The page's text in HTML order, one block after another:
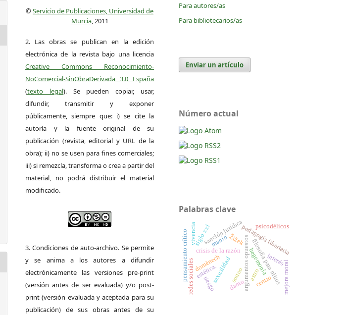
©Servicio de Publicaciones, Universidad de
Murcia, 2011
2. Las obras se publican en la edición
electrónica de la revista bajo una licencia
Creative Commons Reconocimiento-
NoComercial-SinObraDerivada 3.0 España
(texto legal). Se pueden copiar, usar,
difundir, transmitir y exponer
públicamente, siempre que: i) se cite la
autoría y la fuente original de su
publicación (revista, editorial y URL de la
obra); ii) no se usen para fines comerciales;
iii) si remezcla, transforma o crea a partir del
material, no podrá distribuir el material
modificado.
3. Condiciones de auto-archivo. Se permite
y se anima a los autores a difundir
electrónicamente las versiones pre-print
(versión antes de ser evaluada) y/o post-
print (versión evaluada y aceptada para su
publicación) de sus obras antes de su
Para autores/as
Para bibliotecarios/as
Enviar un artículo
Número actual
Palabras clave
sexualidad argumentos opuestos
domènech
crisis de la razón
Žižek
hegemonía
estética.
sanción jurídica
siglo xxi pedagogía libertaria
filosofía para niños
interés
redes sociales
pensamiento crítico manin
vivencia
mejora moral
psicodélicos
astro
sorteo
riesgo centro
danto